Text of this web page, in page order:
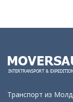
Транспорт из